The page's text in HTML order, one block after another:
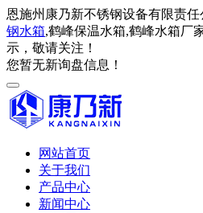
恩施州康乃新不锈钢设备有限责
钢水箱,鹤峰保温水箱,鹤峰水箱厂
示，敬请关注！
您暂无新询盘信息！
网站首页
关于我们
产品中心
新闻中心